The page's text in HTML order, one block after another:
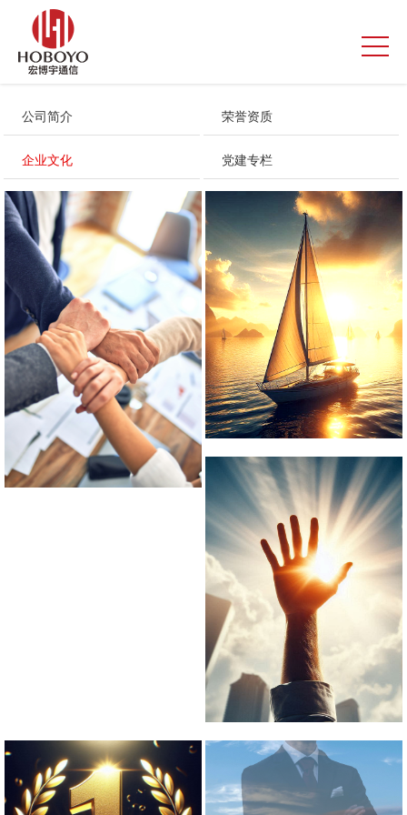
公司简介 荣誉资质
企业文化 党建专栏